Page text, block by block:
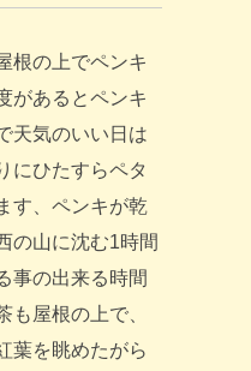
根の上でペンキ
があるとペンキ
天気のいい日は
にひたすらペタ
す、ペンキが乾
の山に沈む1時間
事の出来る時間
も屋根の上で、
葉を眺めたがら